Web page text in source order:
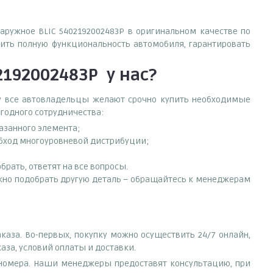
BLIC 5402192002483P в оригинальном качестве по
полную функциональность автомобиля, гарантировать
у нас?
все автовладельцы желают срочно купить необходимые
сотрудничества:
элемента;
многоуровневой дистрибуции;
ответят на все вопросы.
подобрать другую деталь – обращайтесь к менеджерам
Во-первых, покупку можно осуществить 24/7 онлайн,
условий оплаты и доставки.
Наши менеджеры предоставят консультацию, при